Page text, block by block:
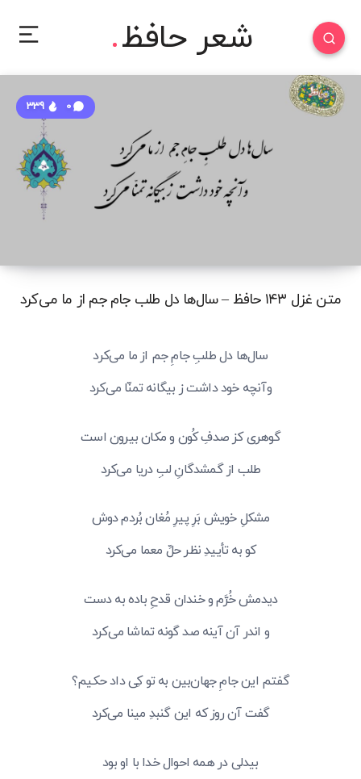
شعر حافظ
متن غزل ۱۴۳ حافظ – سال‌ها دل طلب جام جم از ما می‌کرد
0
339
سال‌ها دل طلبِ جامِ جم از ما می‌کرد
وآنچه خود داشت ز بیگانه تمنّا می‌کرد
گوهری کز صدفِ کُون و مکان بیرون است
طلب از گمشدگانِ لبِ دریا می‌کرد
مشکلِ خویش بَرِ پیرِ مُغان بُردم دوش
کو به تأییدِ نظر حلِّ معما می‌کرد
دیدمش خُرَّم و خندان قدحِ باده به دست
و اندر آن آینه صد گونه تماشا می‌کرد
گفتم این جامِ جهان‌بین به تو کِی داد حکیم؟
گفت آن روز که این گنبدِ مینا می‌کرد
بیدلی در همه احوال خدا با او بود